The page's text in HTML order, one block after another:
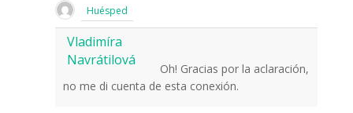
Huésped
Vladimíra
Navrátilová
Oh! Gracias por la aclaración,
no me di cuenta de esta conexión.